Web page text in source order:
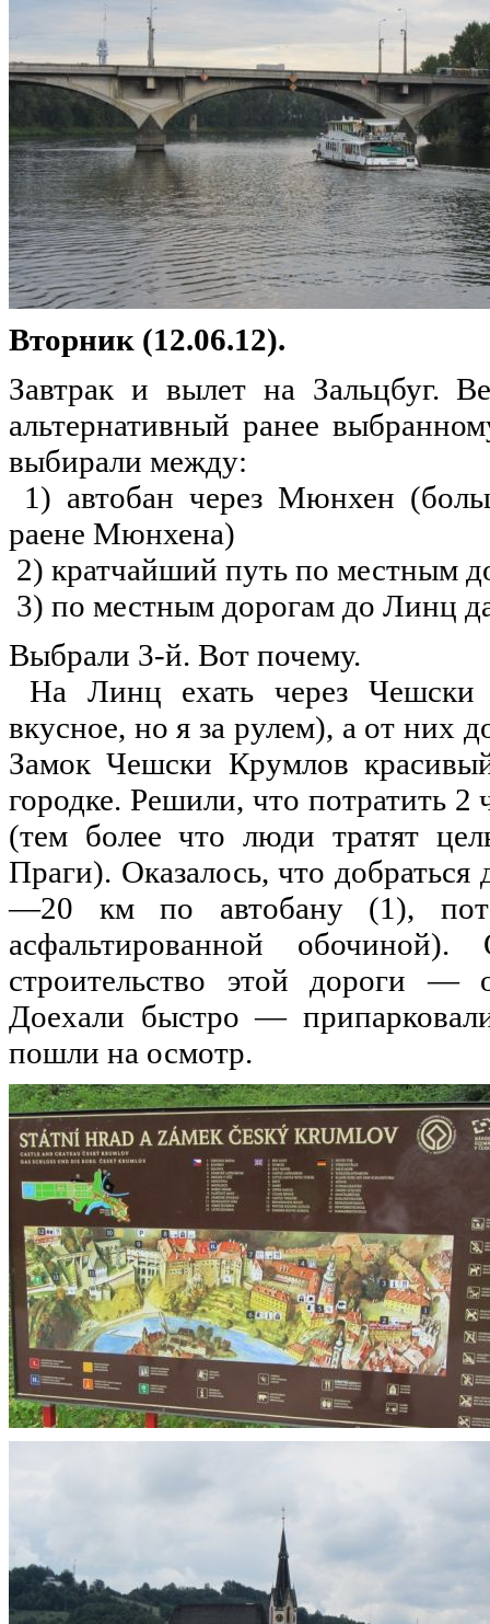
Вторник (12.06.12).
Завтрак и вылет на Зальцбуг.
альтернативный ранее
выбирали между:
1) автобан через Мюнхен
раене Мюнхена)
2) кратчайший путь по местным
3) по местным дорогам до Линц
Выбрали 3-й. Вот почему.
На Линц ехать через Чешски
вкусное, но я за рулем), а от них
Замок Чешски Крумлов
городке. Решили, что потратить 2
(тем более что люди тратят
Праги). Оказалось, что добраться
—20 км по автобану (1),
асфальтированной
строительство этой дороги —
Доехали быстро —
пошли на осмотр.